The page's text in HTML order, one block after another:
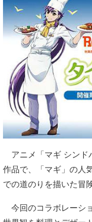
アニメ「マギ シンド
作品で、「マギ」の人
での道のりを描いた冒
今回のコラボレーシ